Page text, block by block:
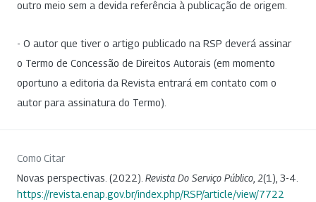
outro meio sem a devida referência à publicação de origem.
- O autor que tiver o artigo publicado na RSP deverá assinar
o Termo de Concessão de Direitos Autorais (em momento
oportuno a editoria da Revista entrará em contato com o
autor para assinatura do Termo).
Como Citar
Novas perspectivas. (2022). Revista Do Serviço Público 2(1), 3-4.
https://revista.enap.gov.br/index.php/RSP/article/view/7722